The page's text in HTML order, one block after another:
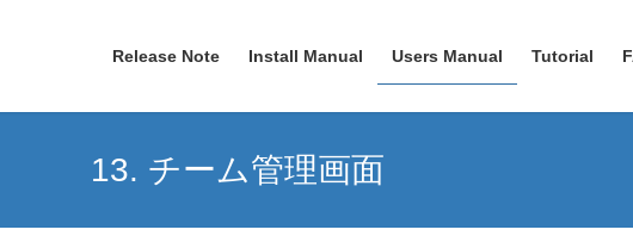
Release Note Install Manual Users Manual Tutorial
13. チーム管理画面